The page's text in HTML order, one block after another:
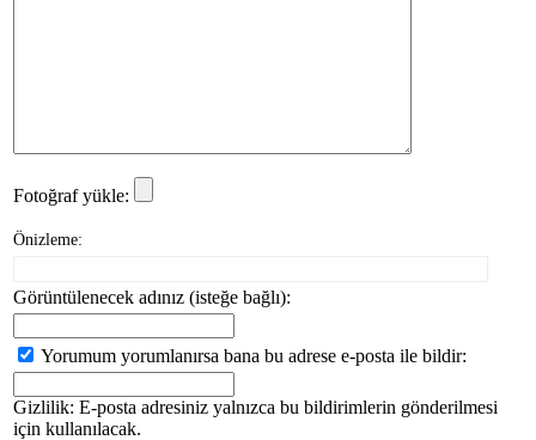
Fotoğraf yükle:
Önizleme:
Görüntülenecek adınız (isteğe bağlı):
Yorumum yorumlanırsa bana bu adrese e-posta ile bildir:
Gizlilik: E-posta adresiniz yalnızca bu bildirimlerin gönderilmesi
için kullanılacak.